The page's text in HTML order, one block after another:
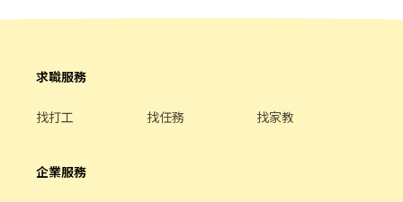
求職服務
找打工 找任務 找家教
企業服務